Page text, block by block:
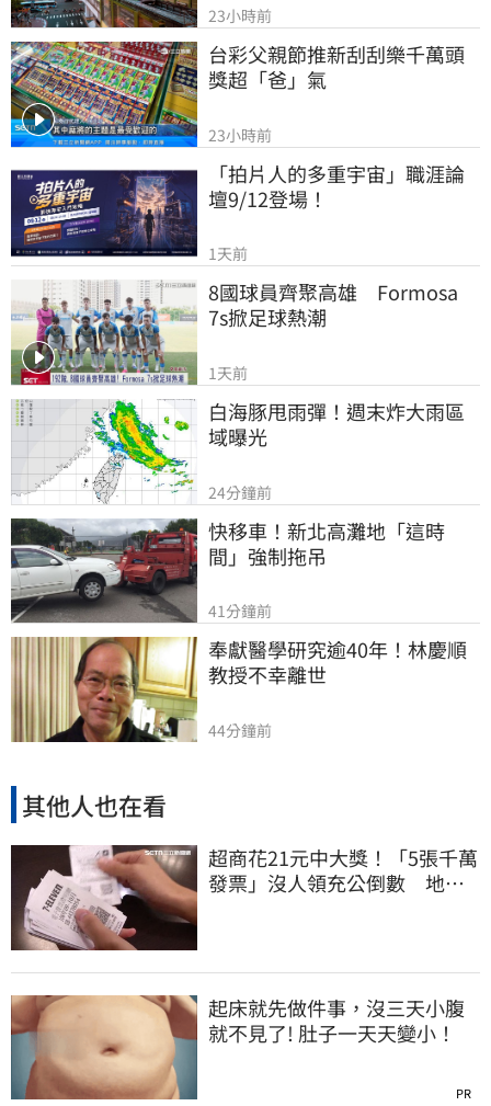
23小時前
台彩父親節推新刮刮樂千萬頭
獎超「爸」氣
23小時前
「拍片人的多重宇宙」職涯論
壇9/12登場！
1天前
8國球員齊聚高雄　Formosa
7s掀足球熱潮
1天前
白海豚甩雨彈！週末炸大雨區
域曝光
24分鐘前
快移車！新北高灘地「這時
間」強制拖吊
41分鐘前
奉獻醫學研究逾40年！林慶順
教授不幸離世
44分鐘前
其他人也在看
超商花21元中大獎！「5張千萬
發票」沒人領充公倒數 地點
起床就先做件事，沒三天小腹
就不見了! 肚子一天天變小！
PR